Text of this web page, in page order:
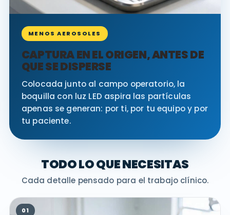
MENOS AEROSOLES
CAPTURA EN EL ORIGEN, ANTES DE
QUE SE DISPERSE
Colocada junto al campo operatorio, la
boquilla con luz LED aspira las partículas
apenas se generan: por ti, por tu equipo y por
tu paciente.
TODO LO QUE NECESITAS
Cada detalle pensado para el trabajo clínico.
01